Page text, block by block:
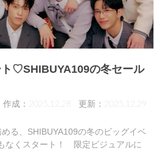
♡SHIBUYA109の冬セール
作成：2025.12.28 更新：2025.12.29
る、SHIBUYA109の冬のビッグイベ
なくスタート！ 限定ビジュアルに